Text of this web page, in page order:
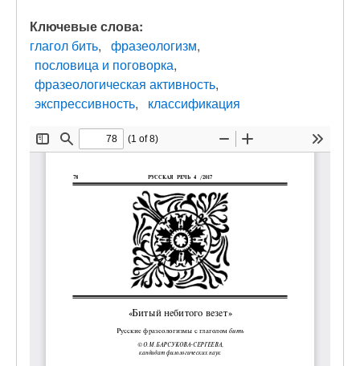
Ключевые слова:
глагол бить
фразеологизм
пословица и поговорка
фразеологическая активность
экспрессивность
классификация